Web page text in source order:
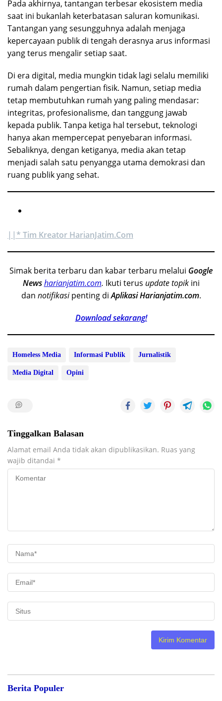
Pada akhirnya, tantangan terbesar ekosistem media
saat ini bukanlah keterbatasan saluran komunikasi.
Tantangan yang sesungguhnya adalah menjaga
kepercayaan publik di tengah derasnya arus informasi
yang terus mengalir setiap saat.
Di era digital, media mungkin tidak lagi selalu memiliki
rumah dalam pengertian fisik. Namun, setiap media
tetap membutuhkan rumah yang paling mendasar:
integritas, profesionalisme, dan tanggung jawab
kepada publik. Tanpa ketiga hal tersebut, teknologi
hanya akan mempercepat penyebaran informasi.
Sebaliknya, dengan ketiganya, media akan tetap
menjadi salah satu penyangga utama demokrasi dan
ruang publik yang sehat.
||* Tim Kreator HarianJatim.Com
Simak berita terbaru dan kabar terbaru melalui Google
News harianjatim.com. Ikuti terus update topikini
dan notifikasipenting diAplikasi Harianjatim.com.
Download sekarang!
Homeless Media Informasi Publik Jurnalistik
Media Digital Opini
Tinggalkan Balasan
Alamat email Anda tidak akan dipublikasikan. Ruas yang
wajib ditandai *
Berita Populer